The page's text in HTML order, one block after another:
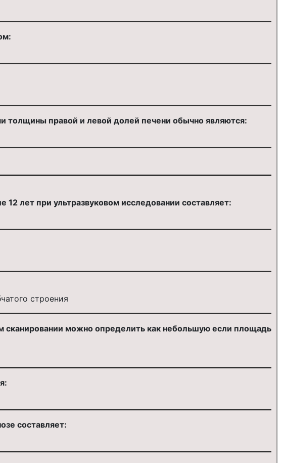
толщины правой и левой долей печени обычно являются:
лет при ультразвуковом исследовании составляет:
строения
сканировании можно определить как небольшую если площадь
составляет: